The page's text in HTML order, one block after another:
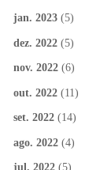
jan. 2023 (5)
dez. 2022 (5)
nov. 2022 (6)
out. 2022 (11)
set. 2022 (14)
ago. 2022 (4)
jul. 2022 (5)